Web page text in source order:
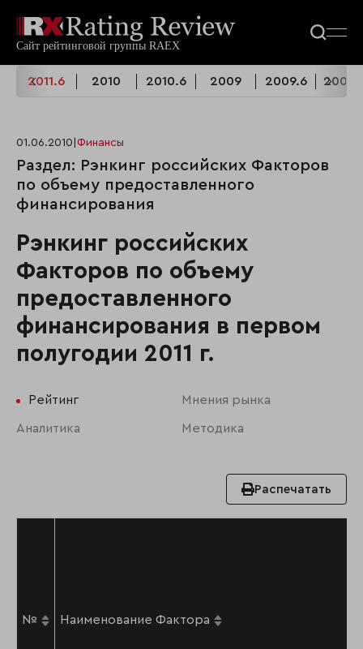
2011.6 2010 2010.6 2009 2009.6
01.06.2010 Финансы
Раздел: Рэнкинг российских Факторов
по объему предоставленного
финансирования
Рэнкинг российских
Факторов по объему
предоставленного
финансирования в первом
полугодии 2011 г.
Рейтинг Мнения рынка
Аналитика Методика
Распечатать
№ Наименование Фактора